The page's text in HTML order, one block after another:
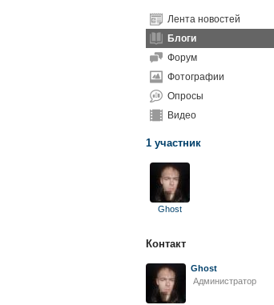
Лента новостей
Блоги
Форум
Фотографии
Опросы
Видео
1 участник
Ghost
Контакт
Ghost
Администратор